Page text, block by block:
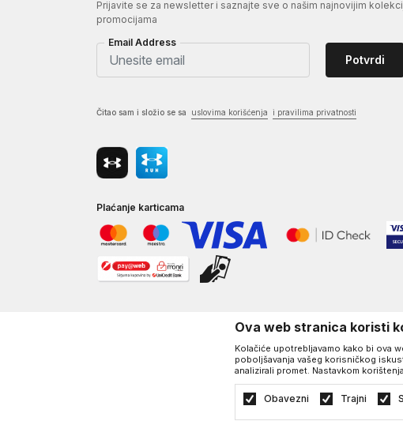
Prijavite se za newsletter i saznajte sve o našim najnovijim
promocijama
Email Address
Potvrdi
Čitao sam i složio se sa uslovima korišćenja i pravilima privatnosti
Plaćanje karticama
https://www.underarmour.ba/, IzradaNB SOFT . Sva prava zadržana.
Ova web stranica koristi
Kolačiće upotrebljavamo kako bi ova
poboljšavanja vašeg korisničkog
analizirali promet. Nastavkom
Obavezni Trajni